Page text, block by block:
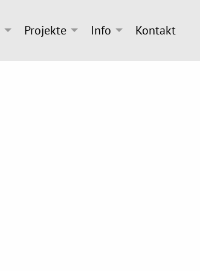
Projekte Info Kontakt